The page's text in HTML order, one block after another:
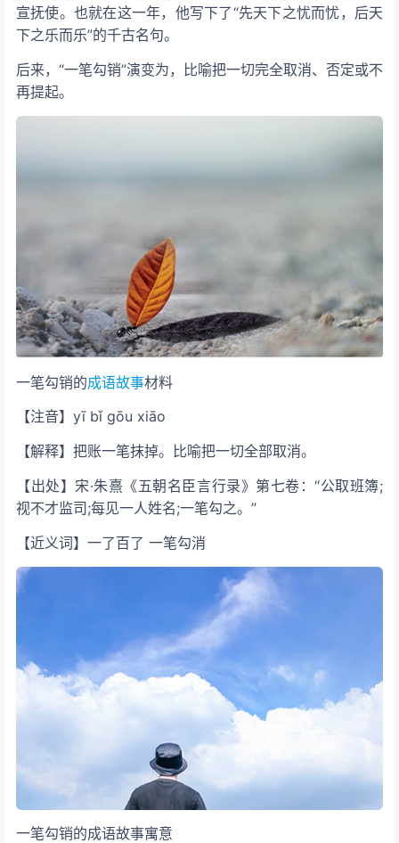
宣抚使。也就在这一年，他写下了“先天下之忧而忧，后天
下之乐而乐”的千古名句。
后来，“一笔勾销”演变为，比喻把一切完全取消、否定或不
再提起。
一笔勾销的成语故事材料
【注音】yī bǐ gōu xiāo
【解释】把账一笔抹掉。比喻把一切全部取消。
【出处】宋·朱熹《五朝名臣言行录》第七卷：“公取班簿;
视不才监司;每见一人姓名;一笔勾之。”
【近义词】一了百了 一笔勾消
一笔勾销的成语故事寓意